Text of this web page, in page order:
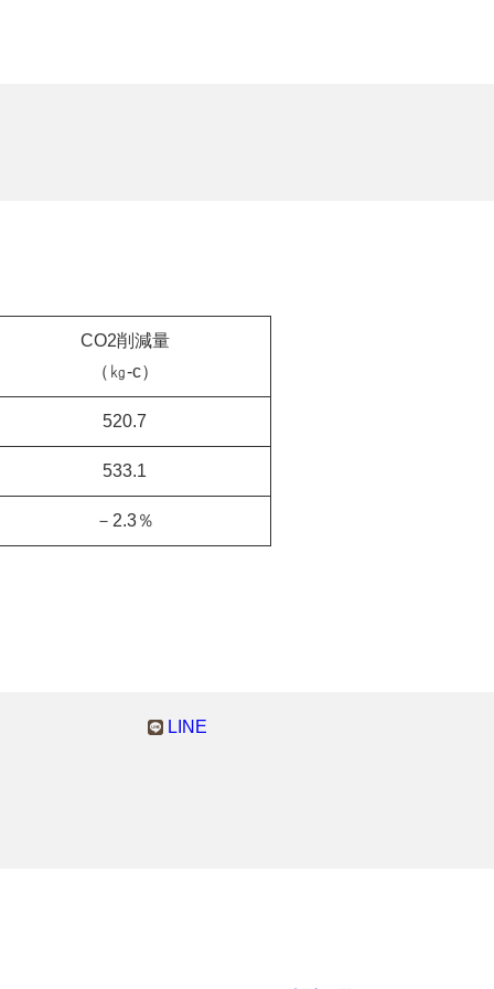
CO2削減量
（㎏-c）
520.7
533.1
－2.3％
LINE